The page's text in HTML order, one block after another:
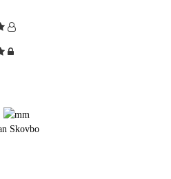
Skovbo